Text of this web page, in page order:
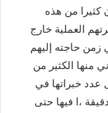
من هذه
العملية خارج
حاجته إليهم
منها الكثير من
عدد خبراتها في
،ا فيها حتى